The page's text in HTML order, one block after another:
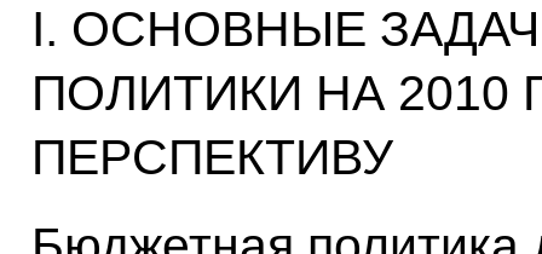
I. ОСНОВНЫЕ
ПОЛИТИКИ НА
ПЕРСПЕКТИВУ